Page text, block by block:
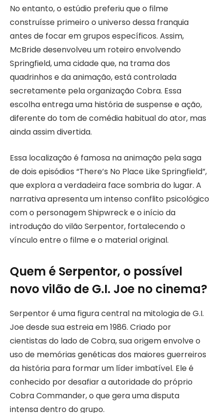
No entanto, o estúdio preferiu que o filme
construísse primeiro o universo dessa franquia
antes de focar em grupos específicos. Assim,
McBride desenvolveu um roteiro envolvendo
Springfield, uma cidade que, na trama dos
quadrinhos e da animação, está controlada
secretamente pela organização Cobra. Essa
escolha entrega uma história de suspense e ação,
diferente do tom de comédia habitual do ator, mas
ainda assim divertida.
Essa localização é famosa na animação pela saga
de dois episódios “There’s No Place Like Springfield”,
que explora a verdadeira face sombria do lugar. A
narrativa apresenta um intenso conflito psicológico
com o personagem Shipwreck e o início da
introdução do vilão Serpentor, fortalecendo o
vínculo entre o filme e o material original.
Quem é Serpentor, o possível
novo vilão de G.I. Joe no cinema?
Serpentor é uma figura central na mitologia de G.I.
Joe desde sua estreia em 1986. Criado por
cientistas do lado de Cobra, sua origem envolve o
uso de memórias genéticas dos maiores guerreiros
da história para formar um líder imbatível. Ele é
conhecido por desafiar a autoridade do próprio
Cobra Commander, o que gera uma disputa
intensa dentro do grupo.